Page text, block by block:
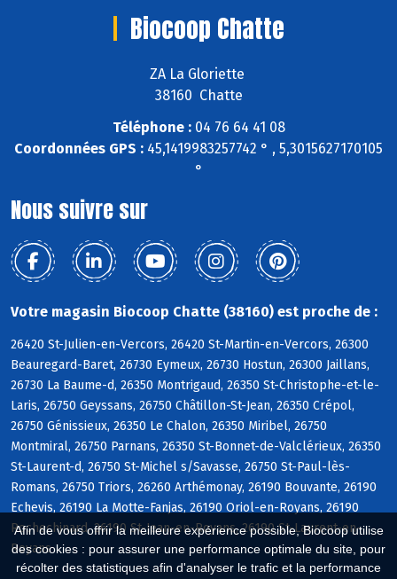
Afin de vous offrir la meilleure expérience possible, Biocoop utilise
des cookies : pour assurer une performance optimale du site, pour
récolter des statistiques afin d'analyser le trafic et la performance
Biocoop Chatte
ZA La Gloriette
38160 Chatte
Téléphone :04 76 64 41 08
Coordonnées GPS : 45,1419983257742 ° , 5,3015627170105
°
Nous suivre sur
Votre magasin Biocoop Chatte (38160) est proche de :
26420 St-Julien-en-Vercors, 26420 St-Martin-en-Vercors, 26300
Beauregard-Baret, 26730 Eymeux, 26730 Hostun, 26300 Jaillans,
26730 La Baume-d, 26350 Montrigaud, 26350 St-Christophe-et-le-
Laris, 26750 Geyssans, 26750 Châtillon-St-Jean, 26350 Crépol,
26750 Génissieux, 26350 Le Chalon, 26350 Miribel, 26750
Montmiral, 26750 Parnans, 26350 St-Bonnet-de-Valclérieux, 26350
St-Laurent-d, 26750 St-Michel s/Savasse, 26750 St-Paul-lès-
Romans, 26750 Triors, 26260 Arthémonay, 26190 Bouvante, 26190
Echevis, 26190 La Motte-Fanjas, 26190 Oriol-en-Royans, 26190
Rochechinard, 26190 St-Jean-en-Royans, 26190 St-Laurent-en-
Royans